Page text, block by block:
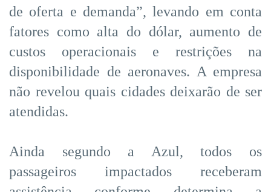
de oferta e demanda”, levando em conta
fatores como alta do dólar, aumento de
custos operacionais e restrições na
disponibilidade de aeronaves. A empresa
não revelou quais cidades deixarão de ser
atendidas.
Ainda segundo a Azul, todos os
passageiros impactados receberam